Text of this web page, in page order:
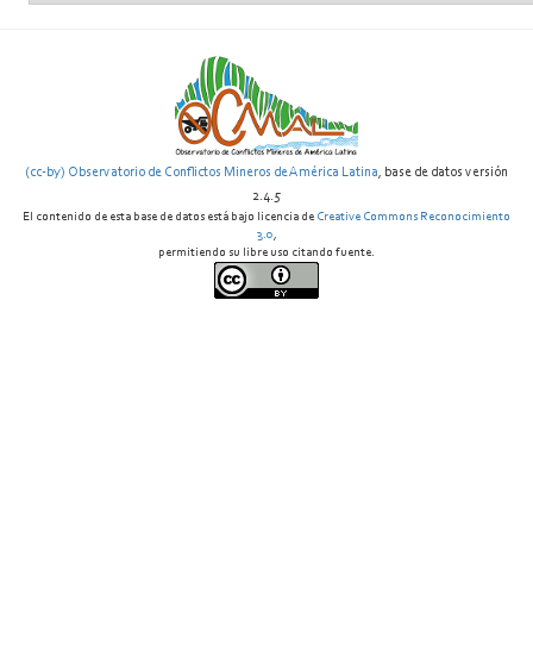
(cc-by) Observatorio de Conflictos Mineros de América Latina, base de datos versión
2.4.5
El contenido de esta base de datos está bajo licencia de Creative Commons Reconocimiento
3.0,
permitiendo su libre uso citando fuente.